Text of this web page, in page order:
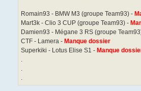
Romain93 - BMW M3 (groupe Team93) -
Mart3k - Clio 3 CUP (groupe Team93) -
Damien93 - Mégane 3 RS (groupe
CTF - Lamera - Manque dossier
Superkiki - Lotus Elise S1 - Manque
.
.
.